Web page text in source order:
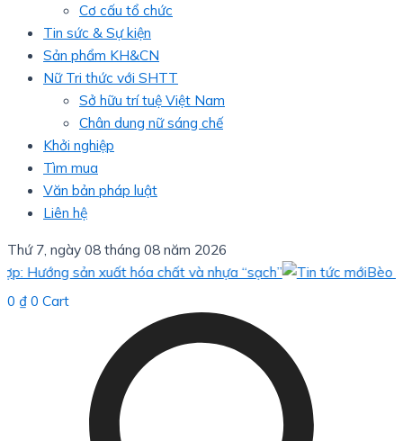
Cơ cấu tổ chức
Tin sức & Sự kiện
Sản phẩm KH&CN
Nữ Tri thức với SHTT
Sở hữu trí tuệ Việt Nam
Chân dung nữ sáng chế
Khởi nghiệp
Tìm mua
Văn bản pháp luật
Liên hệ
Thứ 7, ngày 08 tháng 08 năm 2026
sản xuất hóa chất và nhựa “sạch”
Bèo hoa
0 ₫ 0 Cart